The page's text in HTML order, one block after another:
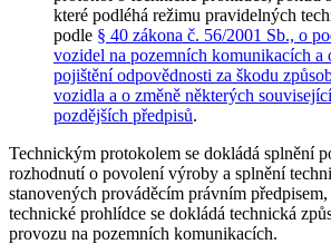
které podléhá režimu pravidelných
podle § 40 zákona č. 56/2001 Sb., o
vozidel na pozemních komunikacích a
pojištění odpovědnosti za škodu
vozidla a o změně některých
pozdějších předpisů.
Technickým protokolem se dokládá splnění
rozhodnutí o povolení výroby a splnění
stanovených prováděcím právním
technické prohlídce se dokládá technická
provozu na pozemních komunikacích.